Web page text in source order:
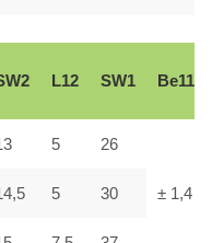
L12 SW1 Вe11
5 26
± 1,4
5 30